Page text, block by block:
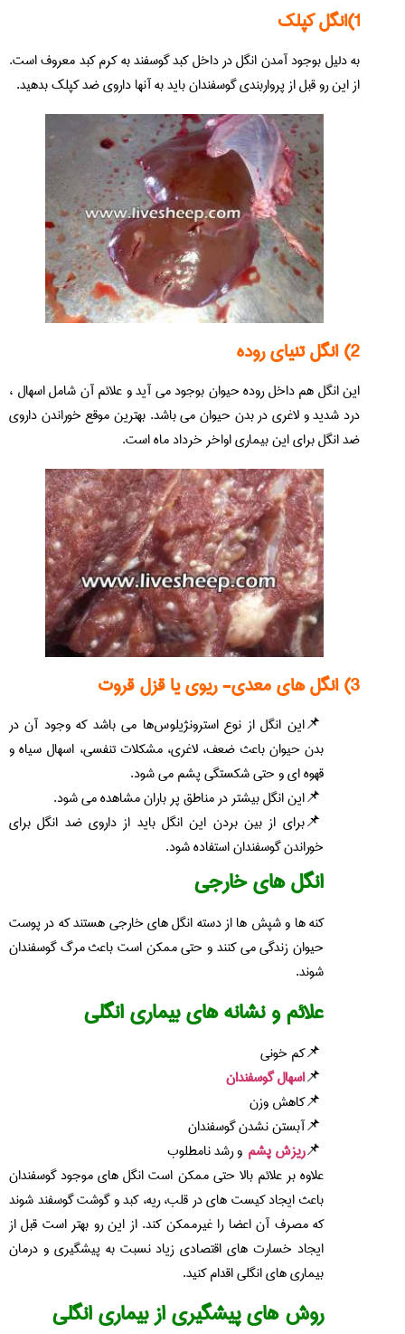
1)انگل کپلک
به دلیل بوجود آمدن انگل در داخل کبد گوسفند به کرم کبد معروف است.
از این رو قبل از پرواربندی گوسفندان باید به آنها داروی ضد کپلک بدهید.
2) انگل تنیای روده
این انگل هم داخل روده حیوان بوجود می آید و علائم آن شامل اسهال ،
درد شدید و لاغری در بدن حیوان می باشد. بهترین موقع خوراندن داروی
ضد انگل برای این بیماری اواخر خرداد ماه است.
3) انگل های معدی- ریوی یا قزل قروت
این انگل از نوع استرونژیلوس‌ها می باشد که وجود آن در
بدن حیوان باعث ضعف، لاغری، مشکلات تنفسی، اسهال سیاه و
قهوه ای و حتی شکستگی پشم می شود.
این انگل بیشتر در مناطق پر باران مشاهده می شود.
برای از بین بردن این انگل باید از داروی ضد انگل برای
خوراندن گوسفندان استفاده شود.
انگل های خارجی
کنه ها و شپش ها از دسته انگل های خارجی هستند که در پوست
حیوان زندگی می کنند و حتی ممکن است باعث مرگ گوسفندان
شوند.
علائم و نشانه های بیماری انگلی
کم خونی
اسهال گوسفندان
کاهش وزن
آبستن نشدن گوسفندان
ریزش پشم و رشد نامطلوب
علاوه بر علائم بالا حتی ممکن است انگل های موجود گوسفندان
باعث ایجاد کیست های در قلب، ریه، کبد و گوشت گوسفند شوند
که مصرف آن اعضا را غیرممکن کند. از این رو بهتر است قبل از
ایجاد خسارت های اقتصادی زیاد نسبت به پیشگیری و درمان
بیماری های انگلی اقدام کنید.
روش های پیشگیری از بیماری انگلی